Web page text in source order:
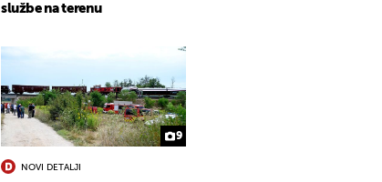
službe na terenu
9
NOVI DETALJI